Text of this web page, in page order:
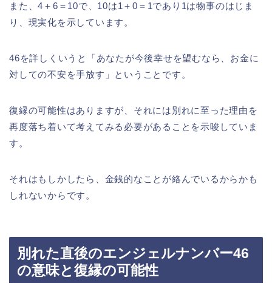
また、4＋6＝10で、10は1＋0＝1であり1は物事のはじま
り、現実化を示しています。
46を詳しくいうと「あなたが今後幸せを望むなら、お金に
対しての不安を手放す」ということです。
復縁の可能性はありますが、それには別れに至った理由を
再度落ち着いて考えてみる必要があることを示唆していま
す。
それはもしかしたら、金銭的なことが絡んでいるからかも
しれないからです。
別れた直後のエンジェルナンバー46
の意味と復縁の可能性